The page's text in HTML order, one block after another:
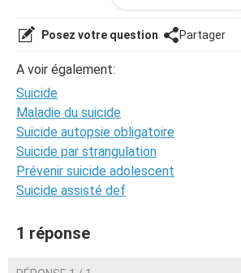
(Et encore une chose si vous voulez
du genre:"t'es trop bete,n'importe
vous informe dés maintenant que je le
maintenant,je ne supporterais pas
critique...)
Posez votre question Partager
A voir également:
Suicide
Maladie du suicide
Suicide autopsie obligatoire
Suicide par strangulation
Prévenir suicide adolescent
Suicide assisté def
1 réponse